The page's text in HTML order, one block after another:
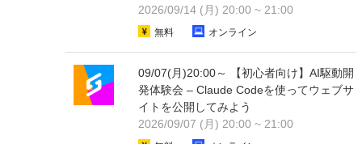
2026/09/14 (月) 20:00 ~ 21:00
無料 オンライン
09/07(月)20:00～ 【初心者向け】AI駆動開
発体験会 – Claude Codeを使ってウェブサ
イトを公開してみよう
2026/09/07 (月) 20:00 ~ 21:00